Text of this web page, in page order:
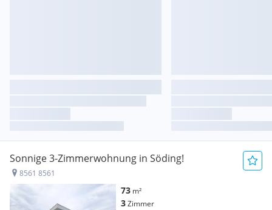
Sonnige 3-Zimmerwohnung in Söding!
8561 8561
73 m²
3Zimmer